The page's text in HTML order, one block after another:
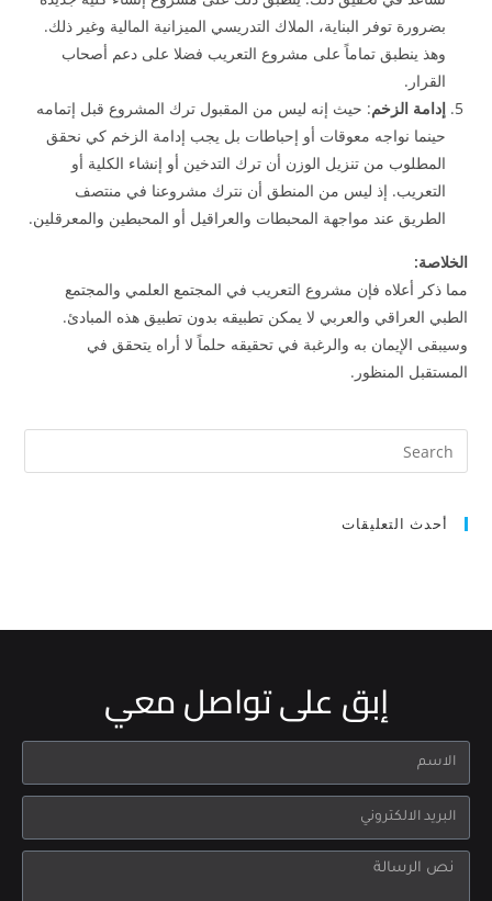
بضرورة توفر البناية، الملاك التدريسي الميزانية المالية وغير ذلك.
وهذ ينطبق تماماً على مشروع التعريب فضلا على دعم أصحاب
القرار.
إدامة الزخم: حيث إنه ليس من المقبول ترك المشروع قبل إتمامه
حينما نواجه معوقات أو إحباطات بل يجب إدامة الزخم كي نحقق
المطلوب من تنزيل الوزن أن ترك التدخين أو إنشاء الكلية أو
التعريب. إذ ليس من المنطق أن نترك مشروعنا في منتصف
الطريق عند مواجهة المحبطات والعراقيل أو المحبطين والمعرقلين.
الخلاصة:
مما ذكر أعلاه فإن مشروع التعريب في المجتمع العلمي والمجتمع
الطبي العراقي والعربي لا يمكن تطبيقه بدون تطبيق هذه المبادئ.
وسيبقى الإيمان به والرغبة في تحقيقه حلماً لا أراه يتحقق في
المستقبل المنظور.
أحدث التعليقات
إبق على تواصل معي